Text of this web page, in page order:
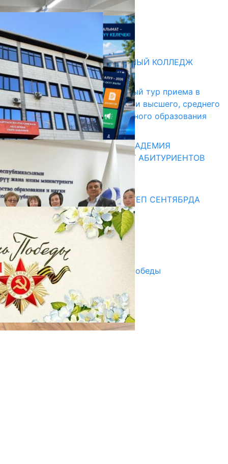
05.08.2026
31.07.2026
Абитуриент
БИШКЕКСКИЙ УНИВЕРСАЛЬНЫЙ КОЛЛЕДЖ
17.07.2026
В Кыргызстане начался первый тур приема в
образовательные организации высшего, среднего
и начального профессионального образования
13.07.2026
КЫРГЫЗКО-РОССИЙСКАЯ АКАДЕМИЯ
ОБРАЗОВАНИЯ ПРИГЛАШАЕТ АБИТУРИЕНТОВ
10.07.2026
Медиа
СУЗАКТА 750 ОРУНДУУ МЕКТЕП СЕНТЯБРДА
ПАЙДАЛАНУУГА БЕРИЛЕТ
07.08.2025
Улуу Жеңиштин жандуу сөзү
29.04.2025
Награды в преддверии Дня Победы
29.04.2025